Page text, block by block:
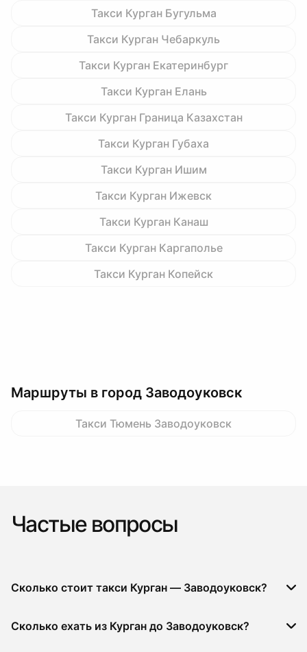
Такси Курган Бугульма
Такси Курган Чебаркуль
Такси Курган Екатеринбург
Такси Курган Елань
Такси Курган Граница Казахстан
Такси Курган Губаха
Такси Курган Ишим
Такси Курган Ижевск
Такси Курган Канаш
Такси Курган Каргаполье
Такси Курган Копейск
Маршруты в город Заводоуковск
Такси Тюмень Заводоуковск
Частые вопросы
Сколько стоит такси Курган — Заводоуковск?
Сколько ехать из Курган до Заводоуковск?